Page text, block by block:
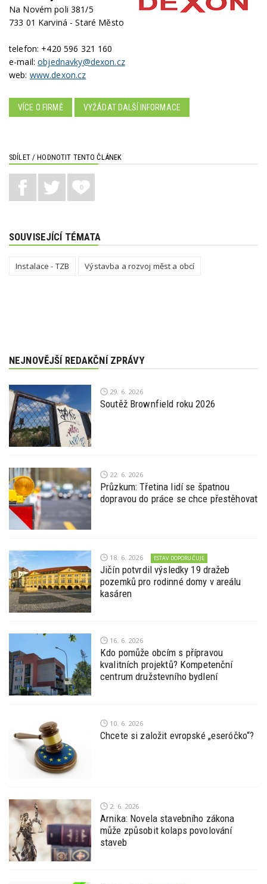
Na Novém poli 381/5
733 01 Karviná - Staré Město
telefon: +420 596 321 160
e-mail:objednavky@dexon.cz
web: www.dexon.cz
VÍCE O FIRMĚ VYŽÁDAT DALŠÍ INFORMACE
SDÍLET / HODNOTIT TENTO ČLÁNEK
0
SOUVISEJÍCÍ TÉMATA
Instalace - TZB Výstavba a rozvoj měst a obcí
NEJNOVĚJŠÍ REDAKČNÍ ZPRÁVY
29. 6. 2026
Soutěž Brownfield roku 2026
22. 6. 2026
Průzkum: Třetina lidí se špatnou
dopravou do práce se chce přestěhovat
18. 6. 2026 ESTAV DOPORUČUJE
Jičín potvrdil výsledky 19 dražeb
pozemků pro rodinné domy v areálu
kasáren
16. 6. 2026
Kdo pomůže obcím s přípravou
kvalitních projektů? Kompetenční
centrum družstevního bydlení
10. 6. 2026
Chcete si založit evropské „eseróčko“?
2. 6. 2026
Arnika: Novela stavebního zákona
může způsobit kolaps povolování
staveb